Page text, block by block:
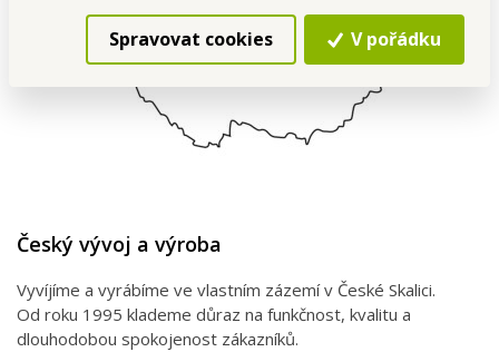
Spravovat cookies V pořádku
Český vývoj a výroba
Vyvíjíme a vyrábíme ve vlastním zázemí v České Skalici.
Od roku 1995 klademe důraz na funkčnost, kvalitu a
dlouhodobou spokojenost zákazníků.